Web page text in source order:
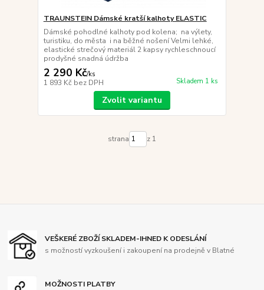
TRAUNSTEIN Dámské kratší kalhoty ELASTIC
Dámské pohodlné kalhoty pod kolena; na výlety,
turistiku, do města i na běžné nošení Velmi lehké,
elastické strečový materiál 2 kapsy rychleschnoucí
prodyšné snadná údržba
2 290 Kč/ks
1 893 Kč bez DPH Skladem 1 ks
Zvolit variantu
strana z 1
VEŠKERÉ ZBOŽÍ SKLADEM-IHNED K ODESLÁNÍ
s možností vyzkoušení i zakoupení na prodejně v Blatné
MOŽNOSTI PLATBY